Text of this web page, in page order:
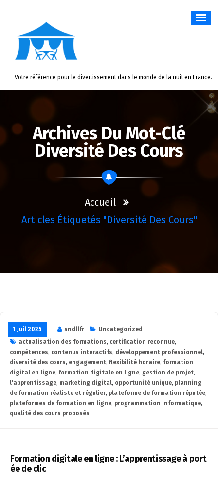
Votre référence pour le divertissement dans le monde de la nuit en France.
Archives Du Mot-Clé
Diversité Des Cours
Accueil
Articles Étiquetés "diversité Des Cours"
1 Juil 2025 sndllfr
Uncategorized
actualisation des formations, certification reconnue,
compétences, contenus interactifs, développement professionnel,
diversité des cours, engagement, flexibilité horaire, formation
digital en ligne, formation digitale en ligne, gestion de projet,
l'apprentissage, marketing digital, opportunité unique, planning
de formation réaliste et régulier, plateforme de formation réputée,
plateformes de formation en ligne, programmation informatique,
qualité des cours proposés
Formation digitale en ligne : L’apprentissage à port
ée de clic